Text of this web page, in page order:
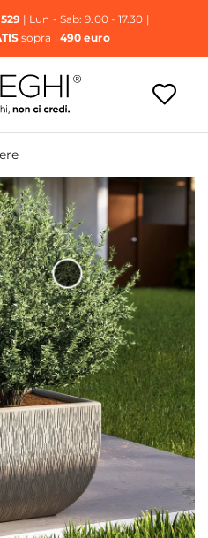
| Lun - Sab: 9.00 - 17.30 |
sopra i 490 euro